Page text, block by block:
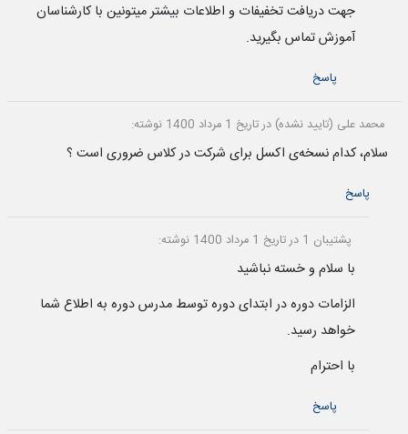
جهت دریافت تخفیفات و اطلاعات بیشتر میتونین با کارشناسان
آموزش تماس بگیرید.
پاسخ
محمد علی (تایید نشده) در تاریخ 1 مرداد 1400 نوشته:
سلام، کدام نسخه‌ی اکسل برای شرکت در کلاس ضروری است ؟
پاسخ
پشتیبان 1 در تاریخ 1 مرداد 1400 نوشته:
با سلام و خسته نباشید
الزامات دوره در ابتدای دوره توسط مدرس دوره به اطلاع شما
خواهد رسید.
با احترام
پاسخ